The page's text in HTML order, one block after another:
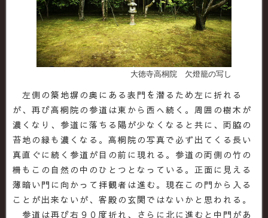
大徳寺高桐院 欠燈籠の写し
左側の築地塀の奥にある表門を潜るため左に折れる
が、再び高桐院の参道は東から西へ続く。周囲の樹木が
濃くなり、参道に落ちる陽が少なくなると共に、両脇の
苔地の緑も濃くなる。高桐院の写真で必ず出てくる長い
真直ぐに続く参道が目の前に現れる。参道の両側の竹の
柵もこの自然の中のひとつとなっている。正面に見える
薄暗い門に向かって拝観者は進む。現在この門から入る
ことが出来ないが、客殿の玄関ではないかと思われる。
参道は再び右９０度折れ、さらに北に進むと中門があ